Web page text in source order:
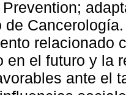
de
relacionado
en el futuro y la
ante el